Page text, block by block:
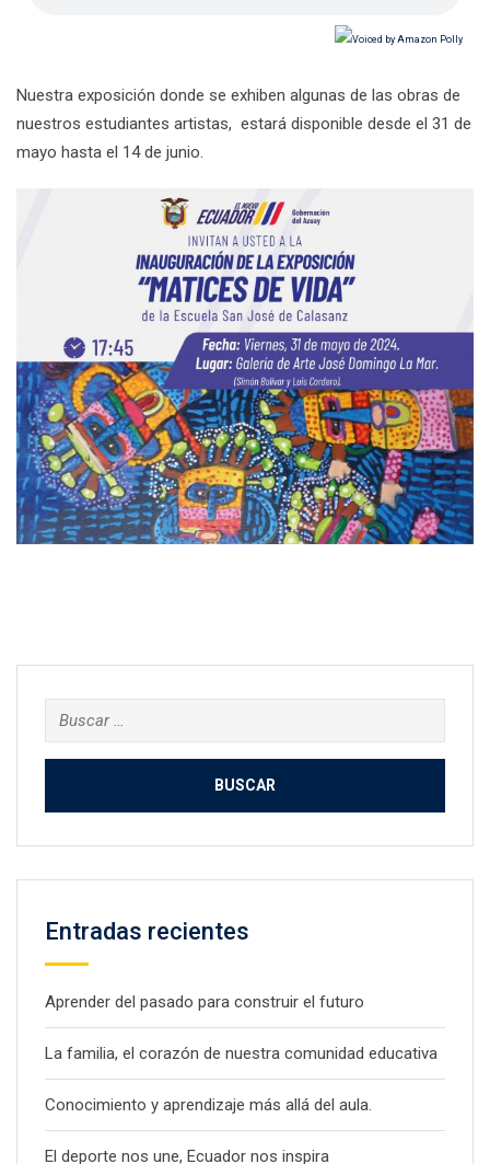
Nuestra exposición donde se exhiben algunas de las obras de
nuestros estudiantes artistas, estará disponible desde el 31 de
mayo hasta el 14 de junio.
Buscar:
Entradas recientes
Aprender del pasado para construir el futuro
La familia, el corazón de nuestra comunidad educativa
Conocimiento y aprendizaje más allá del aula.
El deporte nos une, Ecuador nos inspira